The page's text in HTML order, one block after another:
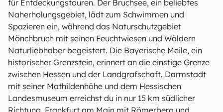
für Entdeckungstouren. Der Bruchsee, ein beliebtes
Naherholungsgebiet, lädt zum Schwimmen und
Spazieren ein, während das Naturschutzgebiet
Mönchbruch mit seinen Feuchtwiesen und Wäldern
Naturliebhaber begeistert. Die Bayerische Meile, ein
historischer Grenzstein, erinnert an die einstige Grenze
zwischen Hessen und der Landgrafschaft. Darmstadt
mit seiner Mathildenhöhe und dem Hessischen
Landesmuseum erreichst du in nur 15 km südlicher
Richtung, Frankfurt am Main mit Römerberg und